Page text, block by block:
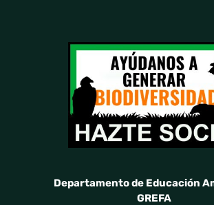
Departamento de Educación
GREFA